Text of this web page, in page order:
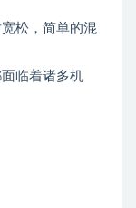
松，简单的混
临着诸多机